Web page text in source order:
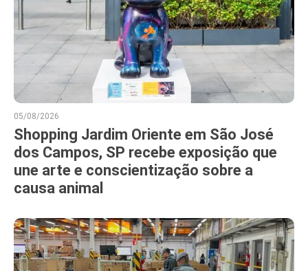
05/08/2026
Shopping Jardim Oriente em São José
dos Campos, SP recebe exposição que
une arte e conscientização sobre a
causa animal